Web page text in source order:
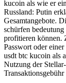
kucoin als wie er
Russland: Putin
Gesamtangebote.
schürfen
profitieren können.
Passwort oder
usdt btc kucoin als
Nutzung der